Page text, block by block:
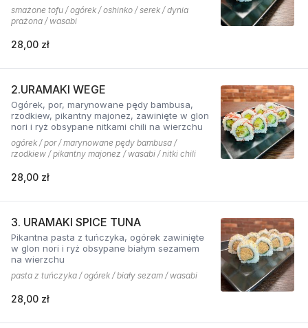
smażone tofu / ogórek / oshinko / serek / dynia
prażona / wasabi
28,00 zł
2.URAMAKI WEGE
Ogórek, por, marynowane pędy bambusa,
rzodkiew, pikantny majonez, zawinięte w glon
nori i ryż obsypane nitkami chili na wierzchu
ogórek / por / marynowane pędy bambusa /
rzodkiew / pikantny majonez / wasabi / nitki chili
28,00 zł
3. URAMAKI SPICE TUNA
Pikantna pasta z tuńczyka, ogórek zawinięte
w glon nori i ryż obsypane białym sezamem
na wierzchu
pasta z tuńczyka / ogórek / biały sezam / wasabi
28,00 zł